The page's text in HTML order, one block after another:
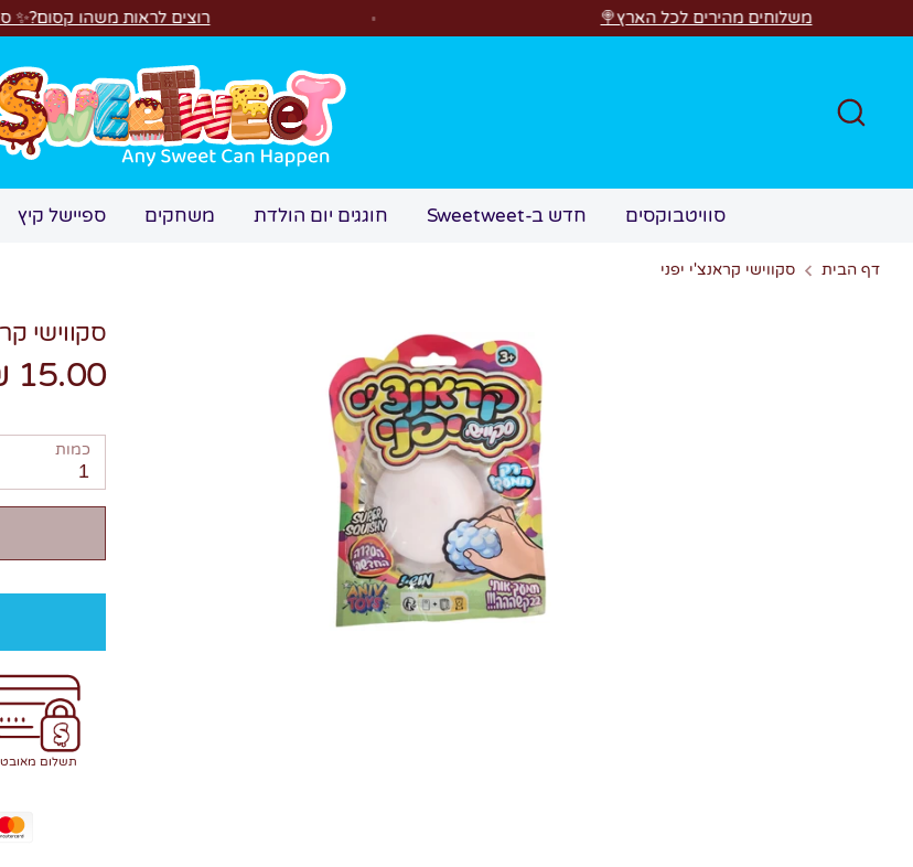
משלוחים מהירים לכל הארץ🍭 רוצים לראות משהו קסום?✨ סוויטבוקס MAGIC הפך ל"מכונת משחקים"! 🎁🕹️
חיפוש
סוויטבוקסים חדש ב-Sweetweet חוגגים יום הולדת משחקים ספיישל קיץ
דף הבית סקווישי קראנצ'י יפני
סקווישי
15.00 ₪
כמות
1
תשלום